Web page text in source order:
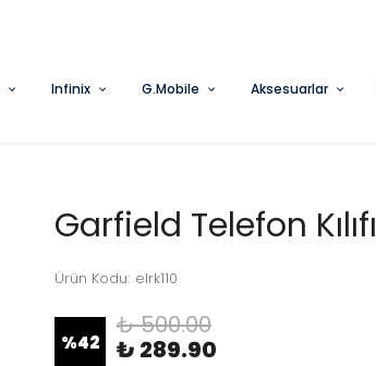
Infinix G.Mobile Aksesuarlar
Garfield Telefon Kılıfı
Ürün Kodu: elrk110
%42
₺ 500.00
₺ 289.90